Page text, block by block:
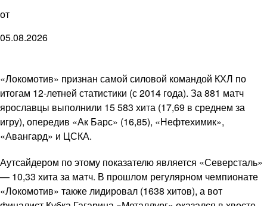
от
05.08.2026
«Локомотив» признан самой силовой командой КХЛ по
итогам 12-летней статистики (с 2014 года). За 881 матч
ярославцы выполнили 15 583 хита (17,69 в среднем за
игру), опередив «Ак Барс» (16,85), «Нефтехимик»,
«Авангард» и ЦСКА.
Аутсайдером по этому показателю является «Северсталь»
— 10,33 хита за матч. В прошлом регулярном чемпионате
«Локомотив» также лидировал (1638 хитов), а вот